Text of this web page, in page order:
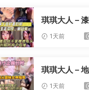
琪琪大人 –
1天前
琪琪大人 –
1天前